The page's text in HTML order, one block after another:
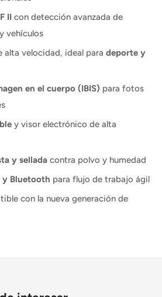
II con detección avanzada de
vehículos
alta velocidad, ideal para deporte y
en el cuerpo (IBIS) para fotos
y visor electrónico de alta
y sellada contra polvo y humedad
y Bluetooth para flujo de trabajo ágil
con la nueva generación de